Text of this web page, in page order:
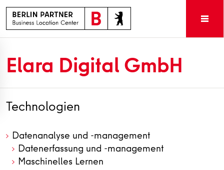
Elara Digital GmbH
Technologien
Datenanalyse und -management
Datenerfassung und -management
Maschinelles Lernen